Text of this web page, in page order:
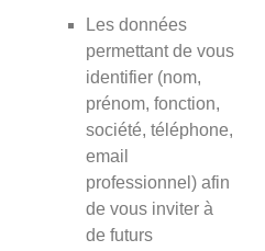
Les données
permettant de vous
identifier (nom,
prénom, fonction,
société, téléphone,
email
professionnel) afin
de vous inviter à
de futurs